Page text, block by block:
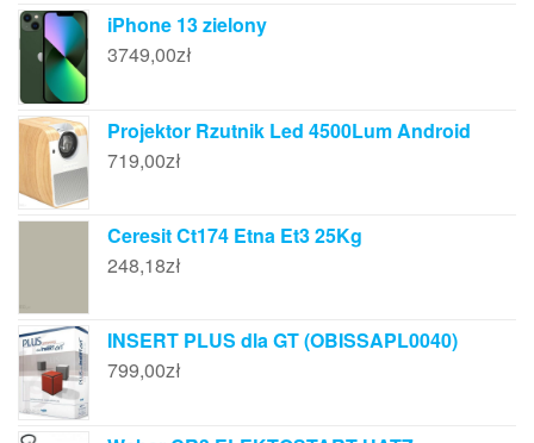
iPhone 13 zielony
3749,00zł
Projektor Rzutnik Led 4500Lum Android
719,00zł
Ceresit Ct174 Etna Et3 25Kg
248,18zł
INSERT PLUS dla GT (OBISSAPL0040)
799,00zł